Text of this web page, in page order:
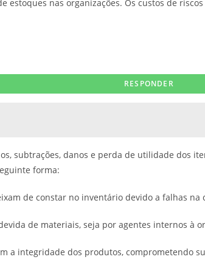
estoques nas organizações. Os custos de
subtrações, danos e perda de utilidade dos
forma:
de constar no inventário devido a falhas
de materiais, seja por agentes internos à
a integridade dos produtos, comprometendo